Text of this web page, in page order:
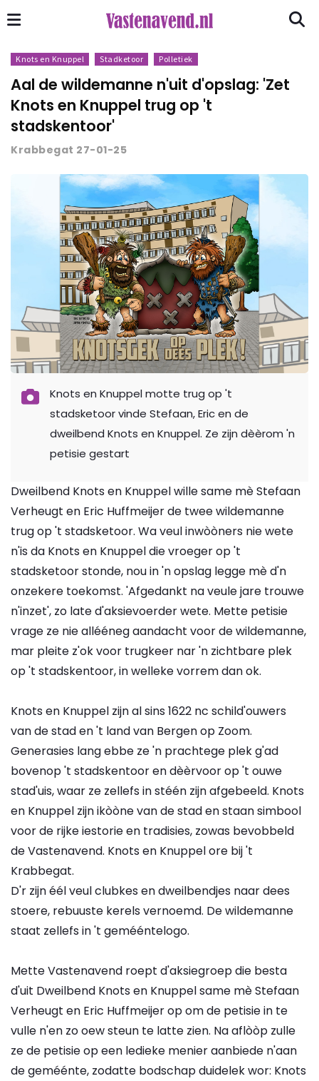
Knots en Knuppel Stadketoor Polletiek
Aal de wildemanne n'uit d'opslag: 'Zet
Knots en Knuppel trug op 't
stadskentoor'
Krabbegat 27-01-25
Knots en Knuppel motte trug op 't
stadsketoor vinde Stefaan, Eric en de
dweilbend Knots en Knuppel. Ze zijn dèèrom 'n
petisie gestart
Dweilbend Knots en Knuppel wille same mè Stefaan
Verheugt en Eric Huffmeijer de twee wildemanne
trug op 't stadsketoor. Wa veul inwòòners nie wete
n'is da Knots en Knuppel die vroeger op 't
stadsketoor stonde, nou in 'n opslag legge mè d'n
onzekere toekomst. 'Afgedankt na veule jare trouwe
n'inzet', zo late d'aksievoerder wete. Mette petisie
vrage ze nie allééneg aandacht voor de wildemanne,
mar pleite z'ok voor trugkeer nar 'n zichtbare plek
op 't stadskentoor, in welleke vorrem dan ok.
Knots en Knuppel zijn al sins 1622 nc schild'ouwers
van de stad en 't land van Bergen op Zoom.
Generasies lang ebbe ze 'n prachtege plek g'ad
bovenop 't stadskentoor en dèèrvoor op 't ouwe
stad'uis, waar ze zellefs in stéén zijn afgebeeld. Knots
en Knuppel zijn ikòòne van de stad en staan simbool
voor de rijke iestorie en tradisies, zowas bevobbeld
de Vastenavend. Knots en Knuppel ore bij 't
Krabbegat.
D'r zijn éél veul clubkes en dweilbendjes naar dees
stoere, rebuuste kerels vernoemd. De wildemanne
staat zellefs in 't gemééntelogo.
Mette Vastenavend roept d'aksiegroep die besta
d'uit Dweilbend Knots en Knuppel same mè Stefaan
Verheugt en Eric Huffmeijer op om de petisie in te
vulle n'en zo oew steun te latte zien. Na aflòòp zulle
ze de petisie op een ledieke menier aanbiede n'aan
de geméénte, zodatte bodschap duidelek wor: Knots